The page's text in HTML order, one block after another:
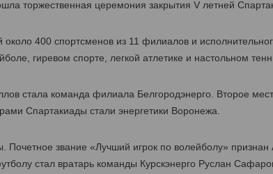
торжественная церемония закрытия V летней
400 спортсменов из 11 филиалов и
гиревом спорте, легкой атлетике и настольном
стала команда филиала Белгородэнерго. Второе
Спартакиады стали энергетики Воронежа.
звание «Лучший игрок по волейболу»
стал вратарь команды Курскэнерго Руслан